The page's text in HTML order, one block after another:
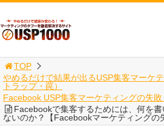
TOP
やめるだけで結果が出るUSP集客マーケ
トラップ・罠）
Facebook USP集客マーケティングの失
Facebookで集客するためには、何を
ないのか？【Facebookマーケティングの